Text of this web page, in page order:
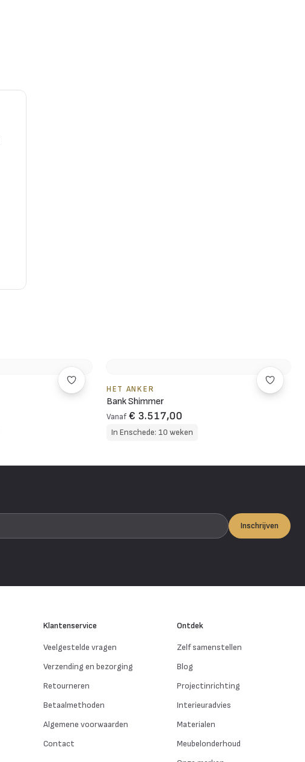
HET ANKER
Bank Shimmer
Vanaf € 3.517,00
In Enschede: 10 weken
Inschrijven
Klantenservice
Veelgestelde vragen
Verzending en bezorging
Retourneren
Betaalmethoden
Algemene voorwaarden
Contact
Ontdek
Zelf samenstellen
Blog
Projectinrichting
Interieuradvies
Materialen
Meubelonderhoud